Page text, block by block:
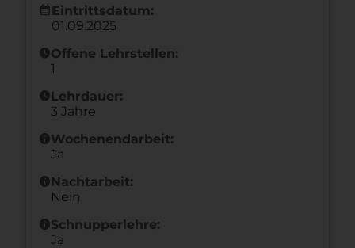
calendar_month Eintrittsdatum:
01.09.2025
scheduleOffene Lehrstellen:
1
scheduleLehrdauer:
3 Jahre
infoWochenendarbeit:
Ja
infoNachtarbeit:
Nein
infoSchnupperlehre:
Ja